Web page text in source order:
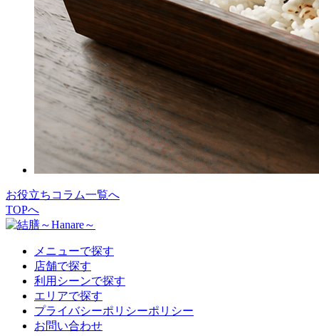
お役立ちコラム一覧へ
TOPへ
メニューで探す
店舗で探す
利用シーンで探す
エリアで探す
プライバシーポリシーポリシー
お問い合わせ